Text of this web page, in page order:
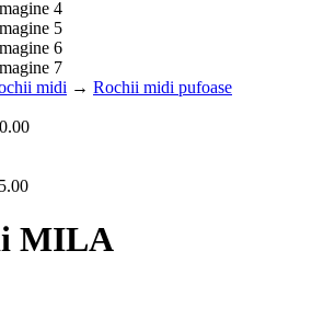
midi → Rochii midi pufoase
MILA